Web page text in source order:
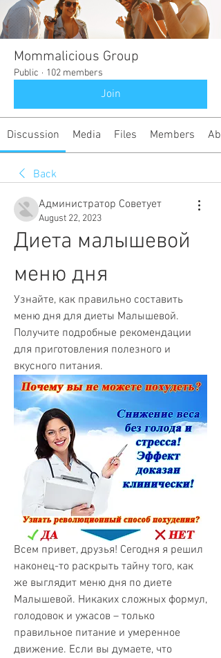
Mommalicious Group
Public · 102 members
Join
Discussion Media Files Members
Back
Администратор Советует
August 22, 2023
Диета малышевой
меню дня
Узнайте, как правильно составить
меню дня для диеты Малышевой.
Получите подробные рекомендации
для приготовления полезного и
вкусного питания.
Всем привет, друзья! Сегодня я решил
наконец-то раскрыть тайну того, как
же выглядит меню дня по диете
Малышевой. Никаких сложных формул,
голодовок и ужасов – только
правильное питание и умеренное
движение. Если вы думаете, что